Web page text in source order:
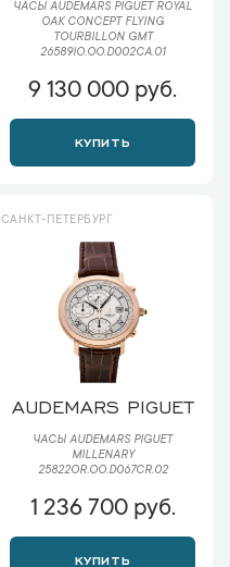
ЧАСЫ AUDEMARS PIGUET ROYAL
OAK CONCEPT FLYING
TOURBILLON GMT
26589IO.OO.D002CA.01
9 130 000 руб.
КУПИТЬ
САНКТ-ПЕТЕРБУРГ
AUDEMARS PIGUET
ЧАСЫ AUDEMARS PIGUET
MILLENARY
25822OR.OO.D067CR.02
1 236 700 руб.
КУПИТЬ